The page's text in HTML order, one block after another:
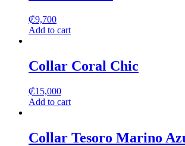
₡9,700
Add to cart
Collar Coral Chic
₡15,000
Add to cart
Collar Tesoro Marino